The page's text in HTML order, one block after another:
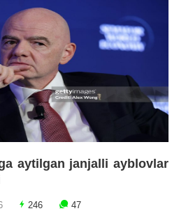
aytilgan janjalli ayblovlar
246 47